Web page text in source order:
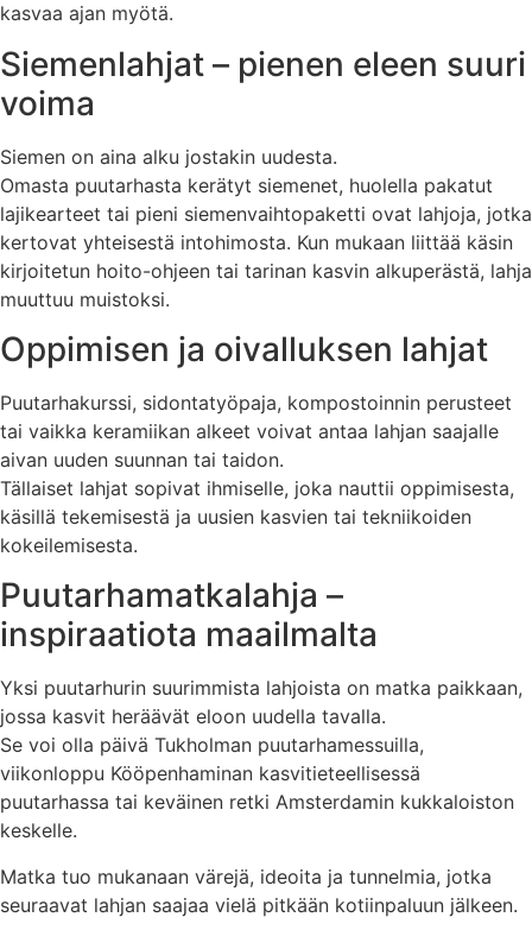
kasvaa ajan myötä.
Siemenlahjat – pienen eleen suuri
voima
Siemen on aina alku jostakin uudesta.
Omasta puutarhasta kerätyt siemenet, huolella pakatut
lajikearteet tai pieni siemenvaihtopaketti ovat lahjoja, jotka
kertovat yhteisestä intohimosta. Kun mukaan liittää käsin
kirjoitetun hoito-ohjeen tai tarinan kasvin alkuperästä, lahja
muuttuu muistoksi.
Oppimisen ja oivalluksen lahjat
Puutarhakurssi, sidontatyöpaja, kompostoinnin perusteet
tai vaikka keramiikan alkeet voivat antaa lahjan saajalle
aivan uuden suunnan tai taidon.
Tällaiset lahjat sopivat ihmiselle, joka nauttii oppimisesta,
käsillä tekemisestä ja uusien kasvien tai tekniikoiden
kokeilemisesta.
Puutarhamatkalahja –
inspiraatiota maailmalta
Yksi puutarhurin suurimmista lahjoista on matka paikkaan,
jossa kasvit heräävät eloon uudella tavalla.
Se voi olla päivä Tukholman puutarhamessuilla,
viikonloppu Kööpenhaminan kasvitieteellisessä
puutarhassa tai keväinen retki Amsterdamin kukkaloiston
keskelle.
Matka tuo mukanaan värejä, ideoita ja tunnelmia, jotka
seuraavat lahjan saajaa vielä pitkään kotiinpaluun jälkeen.